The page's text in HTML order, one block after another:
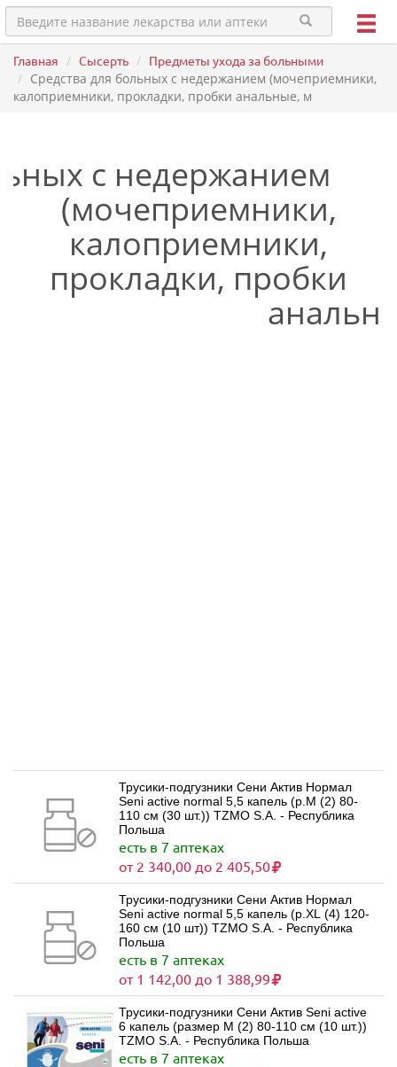
Главная Сысерть Предметы ухода за больными
Средства для больных с недержанием (мочеприемники,
калоприемники, прокладки, пробки анальные, м
с недержанием
(мочеприемники,
калоприемники,
прокладки, пробки
Трусики-подгузники Сени Актив Нормал
Seni active normal 5,5 капель (р.M (2) 80-
110 см (30 шт.)) TZMO S.A. - Республика
Польша
есть в 7 аптеках
от 2 340,00 до 2 405,50
Трусики-подгузники Сени Актив Нормал
Seni active normal 5,5 капель (р.XL (4) 120-
160 см (10 шт)) TZMO S.A. - Республика
Польша
есть в 7 аптеках
от 1 142,00 до 1 388,99
Трусики-подгузники Сени Актив Seni active
6 капель (размер M (2) 80-110 см (10 шт.))
TZMO S.A. - Республика Польша
есть в 7 аптеках